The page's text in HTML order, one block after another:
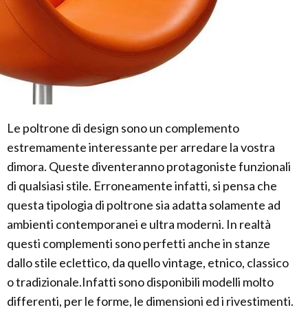
Le poltrone di design sono un complemento
estremamente interessante per arredare la vostra
dimora. Queste diventeranno protagoniste funzionali
di qualsiasi stile. Erroneamente infatti, si pensa che
questa tipologia di poltrone sia adatta solamente ad
ambienti contemporanei e ultra moderni. In realtà
questi complementi sono perfetti anche in stanze
dallo stile eclettico, da quello vintage, etnico, classico
o tradizionale.Infatti sono disponibili modelli molto
differenti, per le forme, le dimensioni ed i rivestimenti.